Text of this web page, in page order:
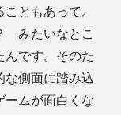
ともあって。
みたいなとこ
んです。そのた
な側面に踏み込
ームが面白くな